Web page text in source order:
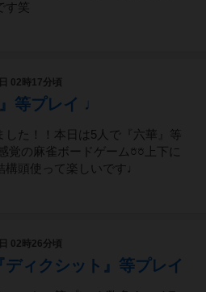
す笑
02時17分頃
等プレイ ♩
た！！本日は5人で『六華』等
覚の麻雀ボードゲーム𖠶𖠶上下に
構頭使って楽しいです♩
02時26分頃
ィクシット』等プレイ